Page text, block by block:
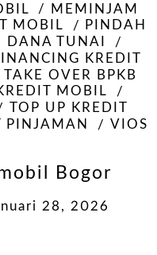
MEMINJAM
MOBIL
PINDAH
DANA TUNAI
KREDIT
TAKE OVER BPKB
MOBIL
TOP UP KREDIT
PINJAMAN
VIOS
Bogor
28, 2026